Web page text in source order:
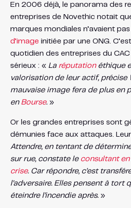
En 2006 déjà, le panorama des
entreprises de Novethic notait
marques mondiales n’avaient
d’image initiée par une ONG.
quotidien des entreprises du
sérieux : « La réputationéthique
valorisation de leur actif, précise
mauvaise image fera de plus en
en Bourse.»
Or les grandes entreprises sont
démunies face aux attaques.
Attendre, en tentant de
sur rue, constate le consultant
crise. Car répondre, c’est
l’adversaire. Elles pensent à tort
éteindre l’incendie après.»